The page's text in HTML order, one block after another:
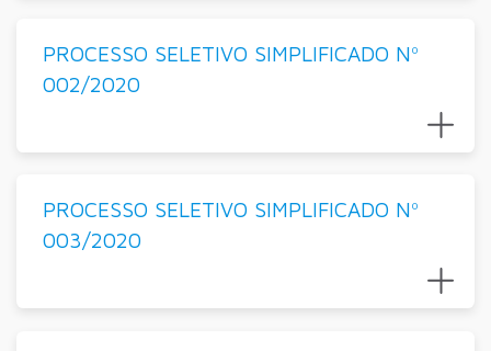
PROCESSO SELETIVO SIMPLIFICADO Nº
002/2020
PROCESSO SELETIVO SIMPLIFICADO Nº
003/2020